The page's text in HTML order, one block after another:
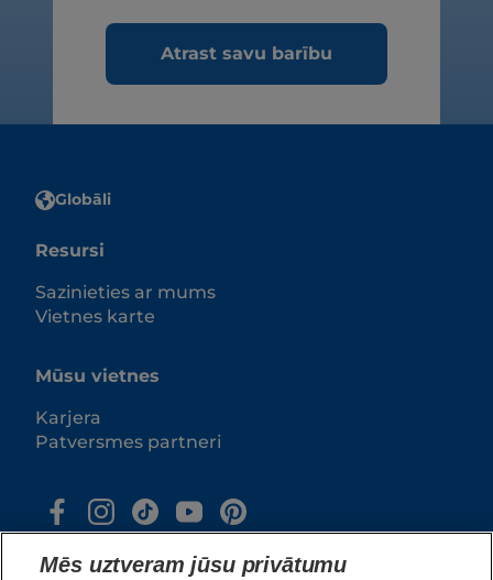
Atrast savu barību
Globāli
Resursi
Sazinieties ar mums
Vietnes karte
Mūsu vietnes
Karjera
Patversmes partneri
Mēs uztveram jūsu privātumu